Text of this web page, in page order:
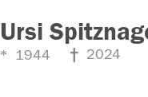
Ursi
1944 2024